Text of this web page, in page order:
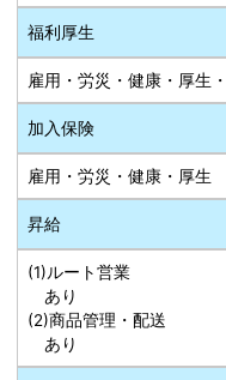
福利厚生
雇用・労災・健康・厚生
加入保険
雇用・労災・健康・厚生
昇給
(1)ルート営業
あり
(2)商品管理・配送
あり